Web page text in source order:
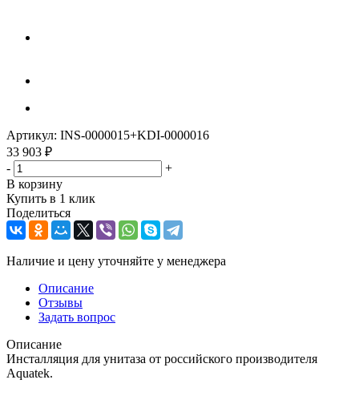
Артикул: INS-0000015+KDI-0000016
33 903 ₽
-
+
В корзину
Купить в 1 клик
Поделиться
Наличие и цену уточняйте у менеджера
Описание
Отзывы
Задать вопрос
Описание
Инсталляция для унитаза от российского производителя
Aquatek.